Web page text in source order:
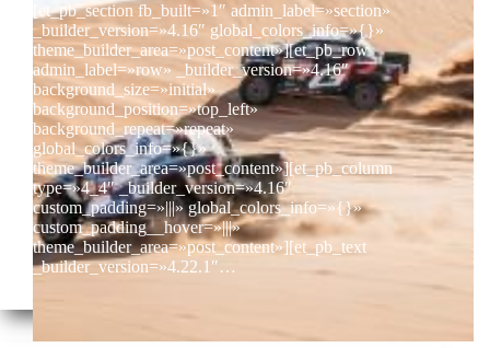
[et_pb_section fb_built=»1″ admin_label=»section»
_builder_version=»4.16″ global_colors_info=»{}»
theme_builder_area=»post_content»][et_pb_row
admin_label=»row» _builder_version=»4.16″
background_size=»initial»
background_position=»top_left»
background_repeat=»repeat»
global_colors_info=»{}»
theme_builder_area=»post_content»][et_pb_column
type=»4_4″ _builder_version=»4.16″
custom_padding=»|||» global_colors_info=»{}»
custom_padding__hover=»|||»
theme_builder_area=»post_content»][et_pb_text
_builder_version=»4.22.1″…